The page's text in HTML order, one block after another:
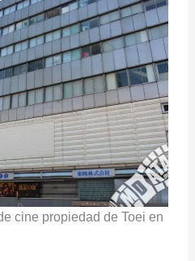
cine propiedad de Toei en